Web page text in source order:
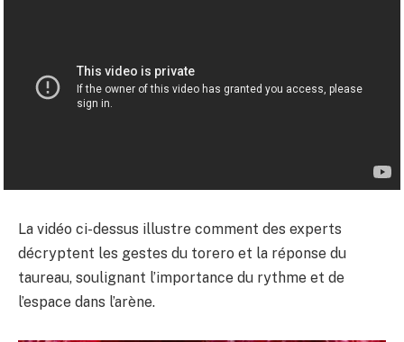
La vidéo ci-dessus illustre comment des experts
décryptent les gestes du torero et la réponse du
taureau, soulignant l’importance du rythme et de
l’espace dans l’arène.